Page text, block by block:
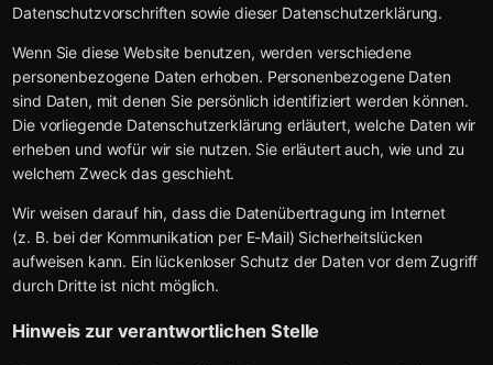
Datenschutzvorschriften sowie dieser Datenschutzerklärung.
Wenn Sie diese Website benutzen, werden verschiedene
personenbezogene Daten erhoben. Personenbezogene Daten
sind Daten, mit denen Sie persönlich identifiziert werden können.
Die vorliegende Datenschutzerklärung erläutert, welche Daten wir
erheben und wofür wir sie nutzen. Sie erläutert auch, wie und zu
welchem Zweck das geschieht.
Wir weisen darauf hin, dass die Datenübertragung im Internet
(z. B. bei der Kommunikation per E-Mail) Sicherheitslücken
aufweisen kann. Ein lückenloser Schutz der Daten vor dem Zugriff
durch Dritte ist nicht möglich.
Hinweis zur verantwortlichen Stelle